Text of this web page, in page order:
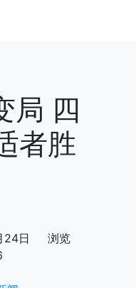
局 四
者胜
24日 浏览